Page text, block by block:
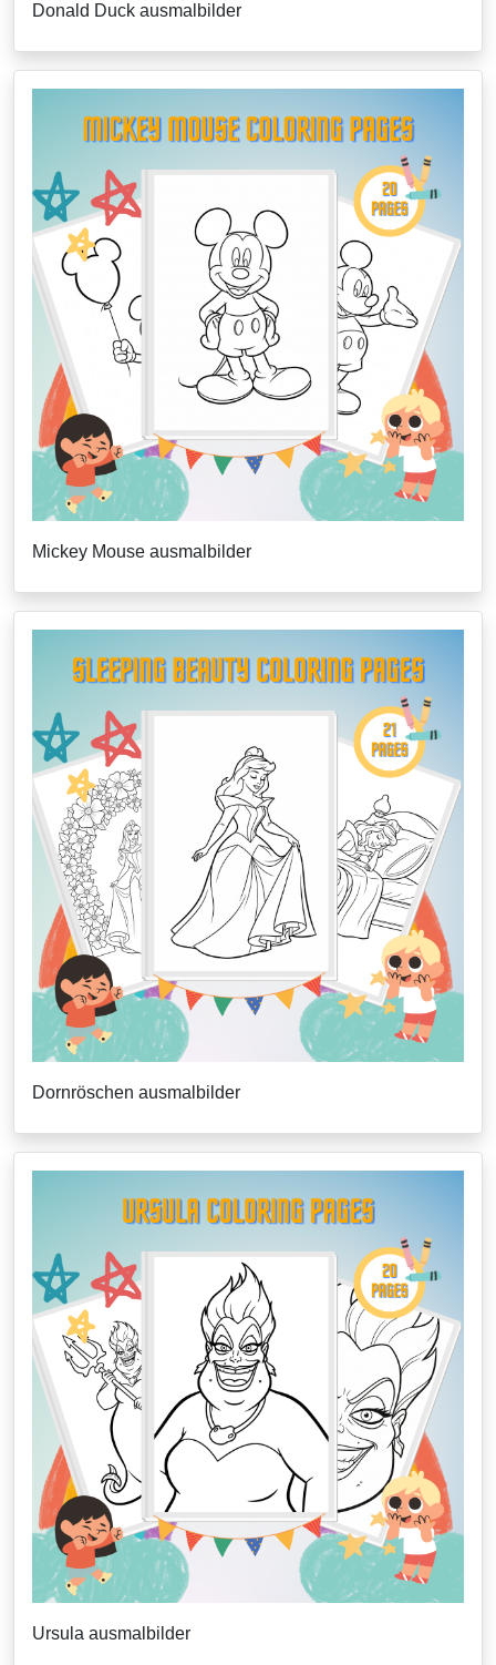
Donald Duck ausmalbilder
Mickey Mouse ausmalbilder
Dornröschen ausmalbilder
Ursula ausmalbilder